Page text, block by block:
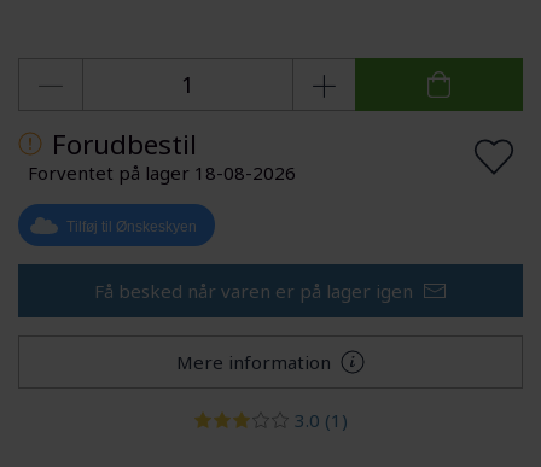
Forudbestil
Forventet på lager 18-08-2026
Tilføj til Ønskeskyen
Få besked når varen er på lager igen
Mere information
3.0 (1)